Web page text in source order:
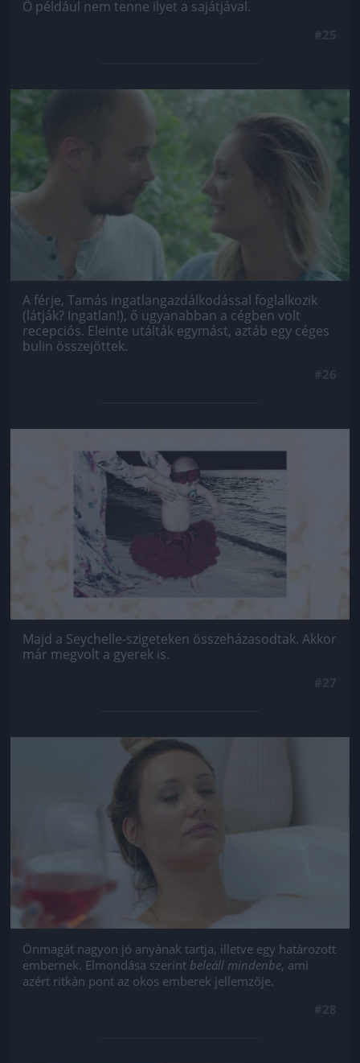
Ő például nem tenne ilyet a sajátjával.
Jön még kép!
A férje, Tamás ingatlangazdálkodással foglalkozik
(látják? Ingatlan!), ő ugyanabban a cégben volt
recepciós. Eleinte utálták egymást, aztáb egy céges
bulin összejöttek.
Jön még kép!
Majd a Seychelle-szigeteken összeházasodtak. Akkor
már megvolt a gyerek is.
Jön még kép!
Önmagát nagyon jó anyának tartja, illetve egy határozott
embernek. Elmondása szerint beleáll mindenbe, ami
azért ritkán pont az okos emberek jellemzője.